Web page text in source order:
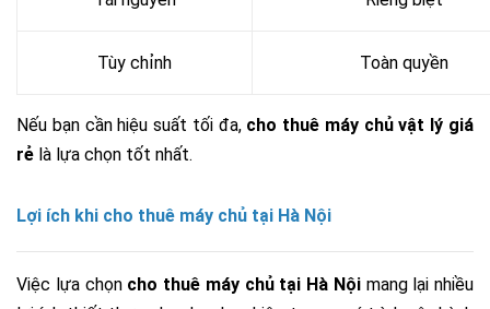
Tùy chỉnh Toàn quyền
Nếu bạn cần hiệu suất tối đa, cho thuê máy chủ vật lý giá
rẻ là lựa chọn tốt nhất.
Lợi ích khi cho thuê máy chủ tại Hà Nội
Việc lựa chọn cho thuê máy chủ tại Hà Nộimang lại nhiều